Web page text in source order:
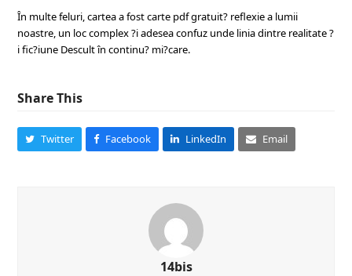
În multe feluri, cartea a fost carte pdf gratuit? reflexie a lumii
noastre, un loc complex ?i adesea confuz unde linia dintre realitate ?
i fic?iune Descult în continu? mi?care.
Share This
Twitter Facebook LinkedIn Email
14bis